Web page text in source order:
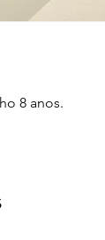
8 anos.